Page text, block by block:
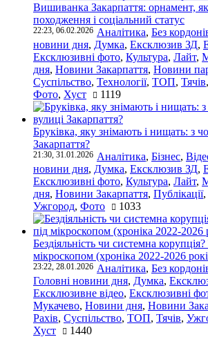
Вишиванка Закарпаття: орнамент,
походження і соціальний статус
22:23, 06.02.2026 Аналітика, Без
новини дня, Думка, Ексклюзив ЗД,
Ексклюзивні фото, Культура, Лайт,
дня, Новини Закарпаття, Новини
Суспільство, Технології, ТОП, Тячів,
Фото, Хуст 1119
Бруківка, яку знімають і нищать: з
Закарпаття?
21:30, 31.01.2026 Аналітика, Бізнес,
новини дня, Думка, Ексклюзив ЗД,
Ексклюзивні фото, Культура, Лайт,
дня, Новини Закарпаття, Публікації,
Ужгород, Фото 1033
Бездіяльність чи системна
мікроскопом (хроніка 2022-2026
23:22, 28.01.2026 Аналітика, Без
Головні новини дня, Думка,
Ексклюзивне відео, Ексклюзивні
Мукачево, Новини дня, Новини
Рахів, Суспільство, ТОП, Тячів,
Хуст
1440